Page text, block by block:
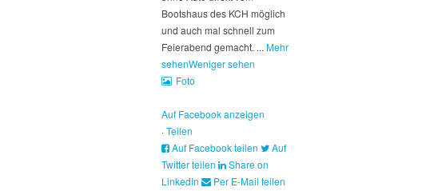
Bootshaus des KCH möglich
und auch mal schnell zum
Feierabend gemacht. ... Mehr
sehenWeniger sehen
Foto
Auf Facebook anzeigen
·Teilen
Auf Facebook teilen
Auf
Twitter teilen
Share on
LinkedIn
Per E-Mail teilen